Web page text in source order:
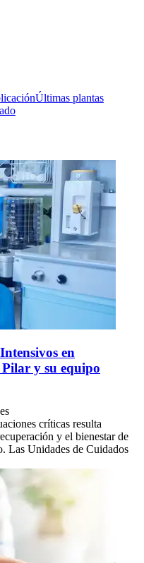
Últimas plantas
en
y su equipo
críticas resulta
y el bienestar de
Las Unidades de Cuidados